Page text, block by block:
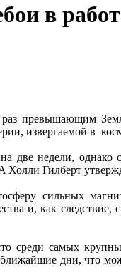
в
превышающим
извергаемой в
две недели,
Холли Гилберт
сильных
и, как следствие,
среди самых
дни, что